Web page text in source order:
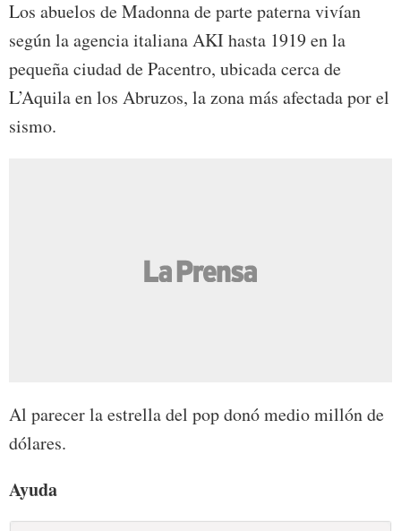
Los abuelos de Madonna de parte paterna vivían
según la agencia italiana AKI hasta 1919 en la
pequeña ciudad de Pacentro, ubicada cerca de
L’Aquila en los Abruzos, la zona más afectada por el
sismo.
Al parecer la estrella del pop donó medio millón de
dólares.
Ayuda